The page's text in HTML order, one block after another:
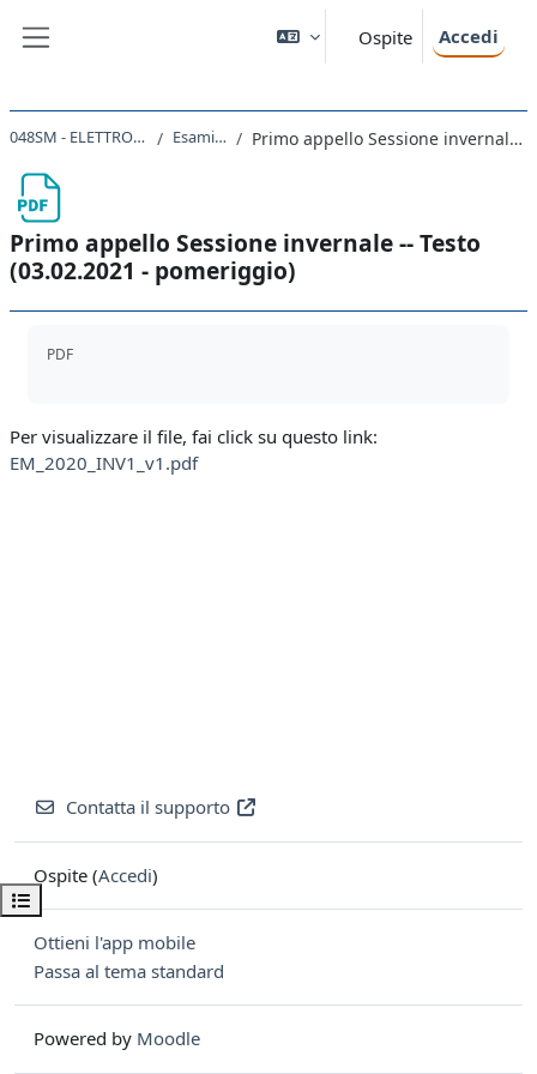
Ospite Accedi
Apri indice del corso
048SM - ELETTROMAGNETISMO 2020 Esami 2020-2021 Primo appello Sessione invernale -- Testo (03.02.2021 - pomeriggio)
Primo appello Sessione invernale -- Testo
(03.02.2021 - pomeriggio)
PDF
Per visualizzare il file, fai click su questo link:
EM_2020_INV1_v1.pdf
Contatta il supporto
Ospite (Accedi)
Ottieni l'app mobile
Passa al tema standard
Powered by Moodle